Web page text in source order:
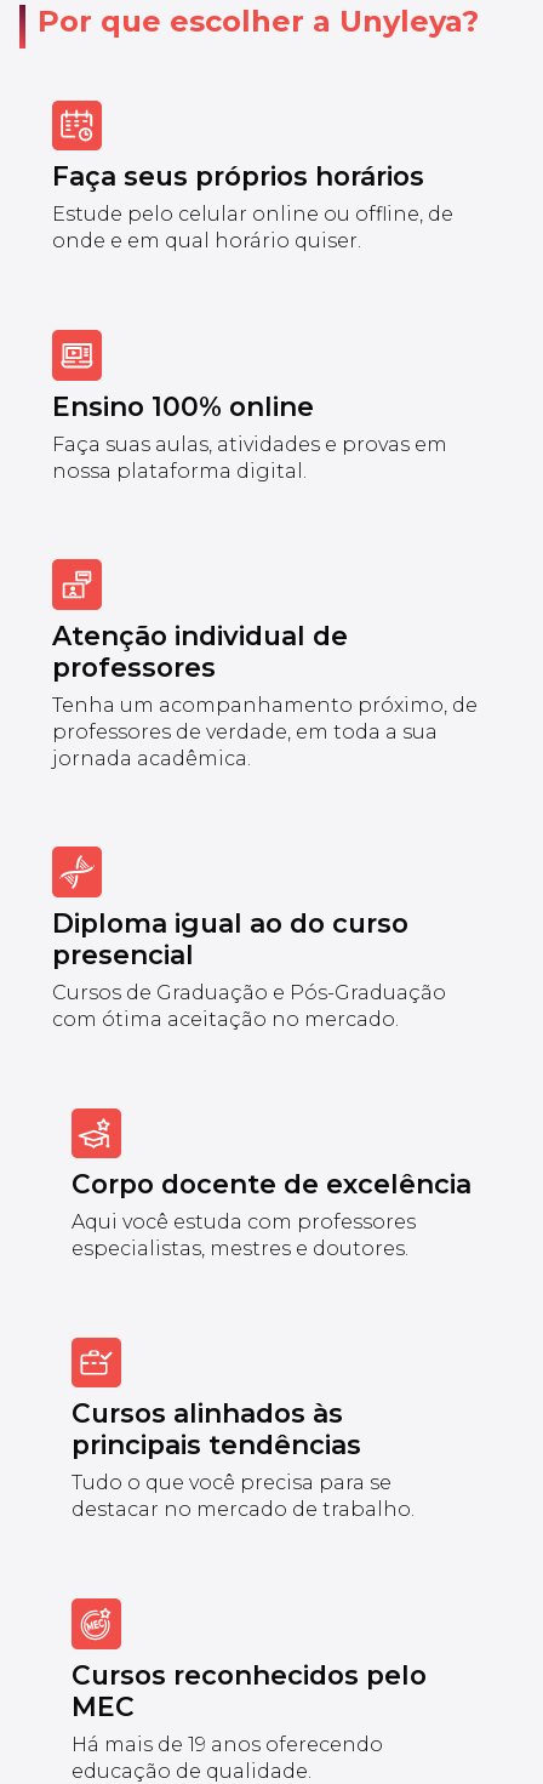
Por que escolher a Unyleya?
Faça seus próprios horários
Estude pelo celular online ou offline, de
onde e em qual horário quiser.
Ensino 100% online
Faça suas aulas, atividades e provas em
nossa plataforma digital.
Atenção individual de
professores
Tenha um acompanhamento próximo, de
professores de verdade, em toda a sua
jornada acadêmica.
Diploma igual ao do curso
presencial
Cursos de Graduação e Pós-Graduação
com ótima aceitação no mercado.
Corpo docente de excelência
Aqui você estuda com professores
especialistas, mestres e doutores.
Cursos alinhados às
principais tendências
Tudo o que você precisa para se
destacar no mercado de trabalho.
Cursos reconhecidos pelo
MEC
Há mais de 19 anos oferecendo
educação de qualidade.